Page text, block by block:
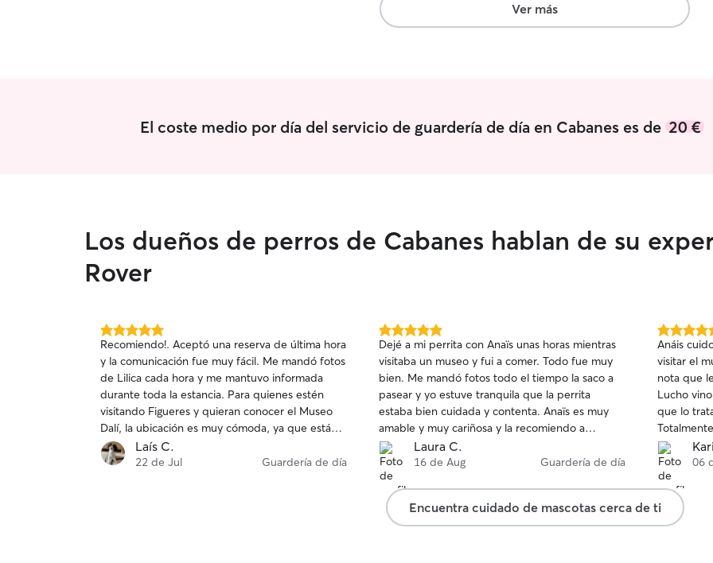
Ver más
El coste medio por día del servicio de guardería de día en Cabanes es de20 €
Los dueños de perros de Cabanes hablan de su
Rover
5.0
de
5
estrellas
Recomiendo!. Aceptó una reserva de última hora
y la comunicación fue muy fácil. Me mandó fotos
de Lilica cada hora y me mantuvo informada
durante toda la estancia. Para quienes estén
visitando Figueres y quieran conocer el Museo
Dalí, la ubicación es muy cómoda, ya que está
muy cerca y hay un parking justo enfrente de su
casa. Muchas gracias por cuidar tan bien de mi
Laís C.
22 de Jul Guardería de día
5.0
de
5
estrellas
Dejé a mi perrita con Anaïs unas horas mientras
visitaba un museo y fui a comer. Todo fue muy
bien. Me mandó fotos todo el tiempo la saco a
pasear y yo estuve tranquila que la perrita
estaba bien cuidada y contenta. Anaïs es muy
amable y muy cariñosa y la recomiendo a
cualquier persona que necesite que cuiden de
su mascota!
Laura C.
16 de Aug Guardería de día
5.0
de
5
estrellas
Anáis
visitar el museo Dali.
nota que
Lucho
que lo trataron
06
Encuentra cuidado de mascotas cerca de ti